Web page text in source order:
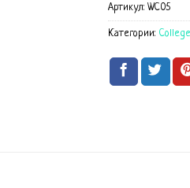
Артикул: WC05
Категории: College